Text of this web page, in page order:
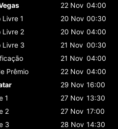
22 Nov 04:00
Livre 1 20 Nov 00:30
Livre 2 20 Nov 04:00
Livre 3 21 Nov 00:30
21 Nov 04:00
Prêmio 22 Nov 04:00
29 Nov 16:00
1 27 Nov 13:30
2 27 Nov 17:00
3 28 Nov 14:30